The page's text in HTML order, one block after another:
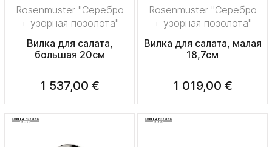
Rosenmuster "Серебро
+ узорная позолота"
Вилка для салата,
большая 20см
1 537,00 €
Rosenmuster "Серебро
+ узорная позолота"
Вилка для салата, малая
18,7см
1 019,00 €